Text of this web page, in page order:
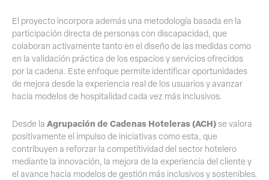
El proyecto incorpora además una metodología basada en la
participación directa de personas con discapacidad, que
colaboran activamente tanto en el diseño de las medidas como
en la validación práctica de los espacios y servicios ofrecidos
por la cadena. Este enfoque permite identificar oportunidades
de mejora desde la experiencia real de los usuarios y avanzar
hacia modelos de hospitalidad cada vez más inclusivos.
Desde la Agrupación de Cadenas Hoteleras (ACH) se valora
positivamente el impulso de iniciativas como esta, que
contribuyen a reforzar la competitividad del sector hotelero
mediante la innovación, la mejora de la experiencia del cliente y
el avance hacia modelos de gestión más inclusivos y sostenibles.